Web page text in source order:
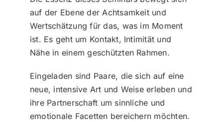
auf der Ebene der Achtsamkeit und
Wertschätzung für das, was im Moment
ist. Es geht um Kontakt, Intimität und
Nähe in einem geschützten Rahmen.
Eingeladen sind Paare, die sich auf eine
neue, intensive Art und Weise erleben und
ihre Partnerschaft um sinnliche und
emotionale Facetten bereichern möchten.